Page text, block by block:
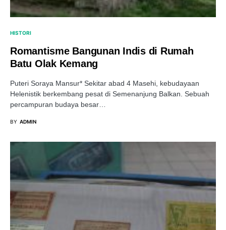
HISTORI
Romantisme Bangunan Indis di Rumah
Batu Olak Kemang
Puteri Soraya Mansur* Sekitar abad 4 Masehi, kebudayaan
Helenistik berkembang pesat di Semenanjung Balkan. Sebuah
percampuran budaya besar…
BY ADMIN